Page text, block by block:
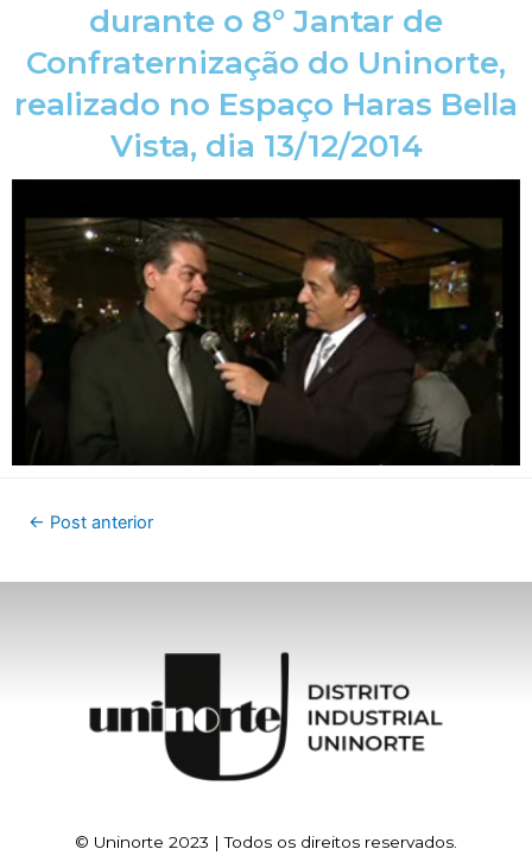
durante o 8º Jantar de
Confraternização do Uninorte,
realizado no Espaço Haras Bella
Vista, dia 13/12/2014
← Post anterior
© Uninorte 2023 | Todos os direitos reservados.